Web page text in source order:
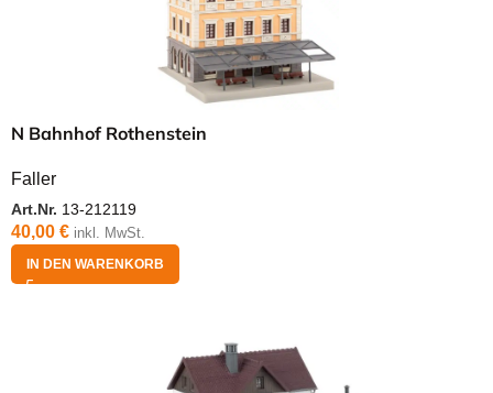
N Bahnhof Rothenstein
Faller
Art.Nr. 13-212119
40,00 € inkl. MwSt.
IN DEN WARENKORB